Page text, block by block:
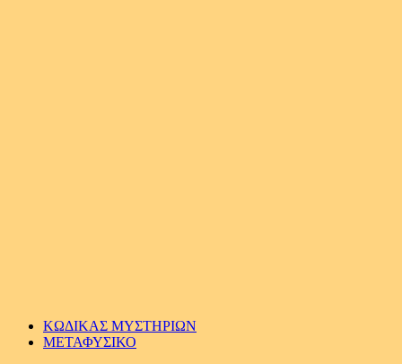
ΚΩΔΙΚΑΣ ΜΥΣΤΗΡΙΩΝ
ΜΕΤΑΦΥΣΙΚΟ